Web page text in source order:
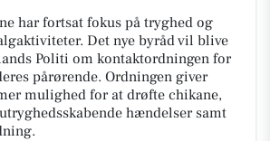
har fortsat fokus på tryghed og
Det nye byråd vil blive
Politi om kontaktordningen for
pårørende. Ordningen giver
mulighed for at drøfte chikane,
hændelser samt